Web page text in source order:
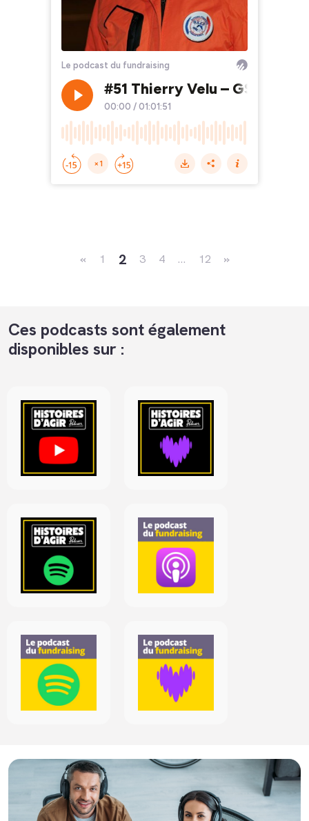
« 1 2 3 4 … 12 »
Ces podcasts sont également
disponibles sur :